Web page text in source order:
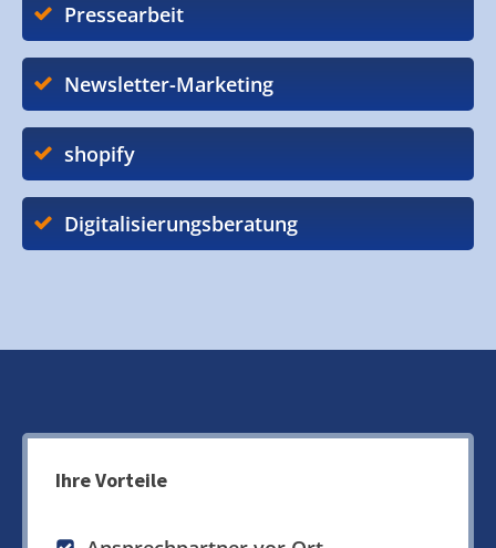
Pressearbeit
Newsletter-Marketing
shopify
Digitalisierungsberatung
Ihre Vorteile